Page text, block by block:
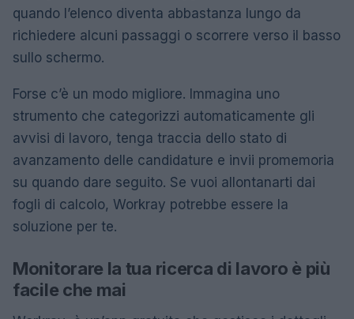
quando l’elenco diventa abbastanza lungo da
richiedere alcuni passaggi o scorrere verso il basso
sullo schermo.
Forse c’è un modo migliore. Immagina uno
strumento che categorizzi automaticamente gli
avvisi di lavoro, tenga traccia dello stato di
avanzamento delle candidature e invii promemoria
su quando dare seguito. Se vuoi allontanarti dai
fogli di calcolo, Workray potrebbe essere la
soluzione per te.
Monitorare la tua ricerca di lavoro è più
facile che mai